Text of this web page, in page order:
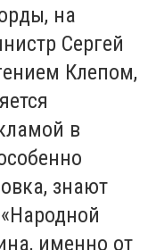
на
Сергей
Клепом,
в
знают
именно от